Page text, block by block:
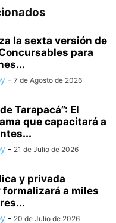
la sexta versión de
para
- 7 de Agosto de 2026
Tarapacá”: El
que capacitará a
- 21 de Julio de 2026
y privada
a miles
- 20 de Julio de 2026